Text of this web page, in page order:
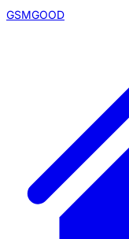
GSMGOOD